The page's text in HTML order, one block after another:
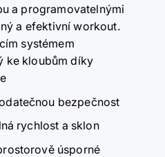
a programovatelnými
a efektivní workout.
systémem
ke kloubům díky
bezpečnost
rychlost a sklon
úsporné